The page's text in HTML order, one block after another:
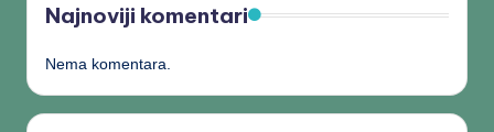
Najnoviji komentari
Nema komentara.